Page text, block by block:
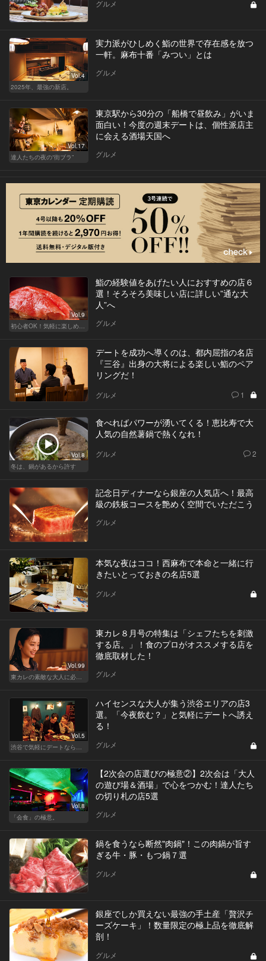
グルメ
Vol.4
2025年、最強の新店。
実力派がひしめく鮨の世界で存在感を放つ
一軒。麻布十番「みつい」とは
グルメ
Vol.17
達人たちの夜の“街ブラ”
東京駅から30分の「船橋で昼飲み」がいま
面白い！今度の週末デートは、個性派店主
に会える酒場天国へ
グルメ
Vol.9
初心者OK！気軽に楽しめる鮨の人気店
鮨の経験値をあげたい人におすすめの店６
選！そろそろ美味しい店に詳しい”通な大
人”へ
グルメ
デートを成功へ導くのは、都内屈指の名店
『三谷』出身の大将による楽しい鮨のペア
リングだ！
グルメ 1
Vol.8
冬は、鍋があるから許す
食べればパワーが湧いてくる！恵比寿で大
人気の自然薯鍋で熱くなれ！
グルメ 2
記念日ディナーなら銀座の人気店へ！最高
級の鉄板コースを艶めく空間でいただこう
グルメ
本気な夜はココ！西麻布で本命と一緒に行
きたいとっておきの名店5選
グルメ
Vol.99
東カレの素敵な大人に必要なこと
東カレ８月号の特集は「シェフたちを刺激
する店。」！食のプロがオススメする店を
徹底取材した！
グルメ
Vol.5
渋谷で気軽にデートならここ！ディナーにおすすめのセンスが良い人気店
ハイセンスな大人が集う渋谷エリアの店3
選。「今夜飲む？」と気軽にデートへ誘え
る！
グルメ
Vol.8
「会食」の極意。
【2次会の店選びの極意②】2次会は「大人
の遊び場＆酒場」で心をつかむ！達人たち
の切り札の店5選
グルメ
鍋を食うなら断然"肉鍋"！この肉鍋が旨す
ぎる牛・豚・もつ鍋７選
グルメ
銀座でしか買えない最強の手土産「贅沢チ
ーズケーキ」！数量限定の極上品を徹底解
剖！
グルメ